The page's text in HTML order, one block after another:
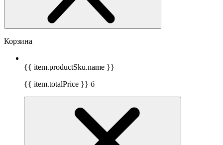
Корзина
{{ item.productSku.name }}
{{ item.totalPrice }} б